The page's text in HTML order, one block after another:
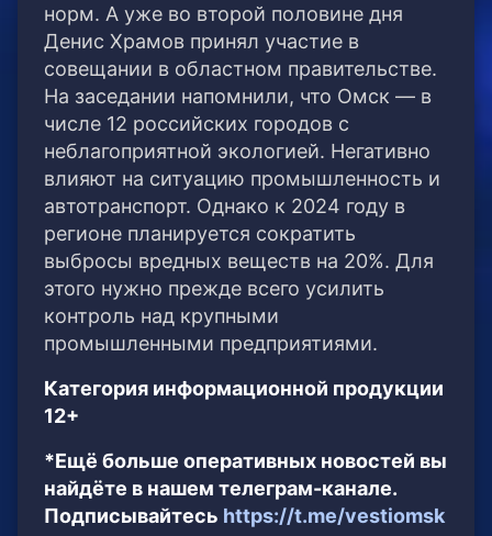
норм. А уже во второй половине дня
Денис Храмов принял участие в
совещании в областном правительстве.
На заседании напомнили, что Омск — в
числе 12 российских городов с
неблагоприятной экологией. Негативно
влияют на ситуацию промышленность и
автотранспорт. Однако к 2024 году в
регионе планируется сократить
выбросы вредных веществ на 20%. Для
этого нужно прежде всего усилить
контроль над крупными
промышленными предприятиями.
Категория информационной продукции
12+
*Ещё больше оперативных новостей вы
найдёте в нашем телеграм-канале.
Подписывайтесь https://t.me/vestiomsk